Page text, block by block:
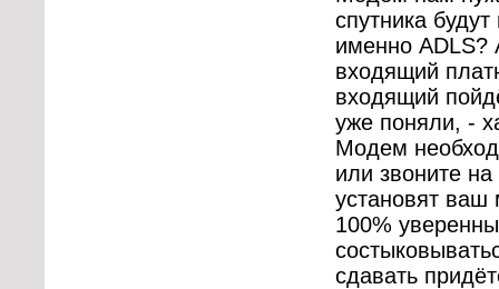
спутника
именноADLS?
входящий
входящий
уже поняли, -
Модем
или звоните
установят ваш
100%
сдавать